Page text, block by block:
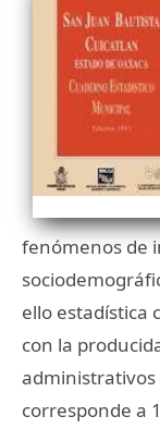
fenómenos de
ello estadística
con la
corresponde a